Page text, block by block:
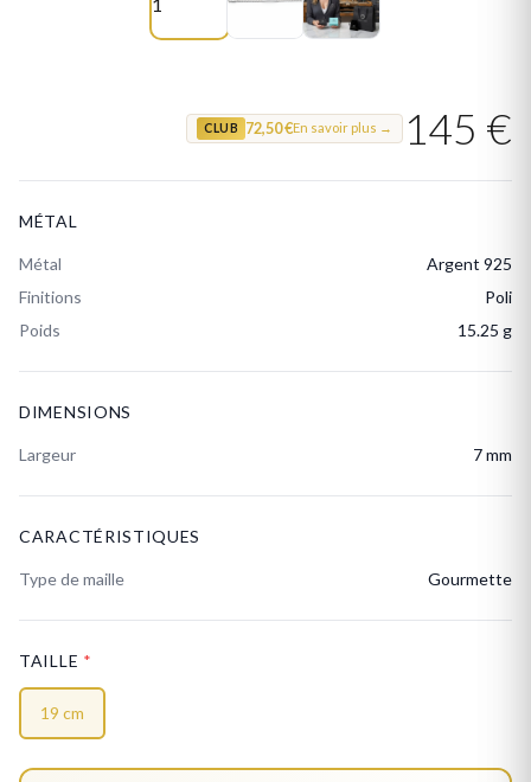
CLUB 72,50 €En savoir plus → 145 €
MÉTAL
Métal
Argent 925
Finitions
Poli
Poids
15.25 g
DIMENSIONS
Largeur 7 mm
CARACTÉRISTIQUES
Type de maille Gourmette
TAILLE *
19 cm